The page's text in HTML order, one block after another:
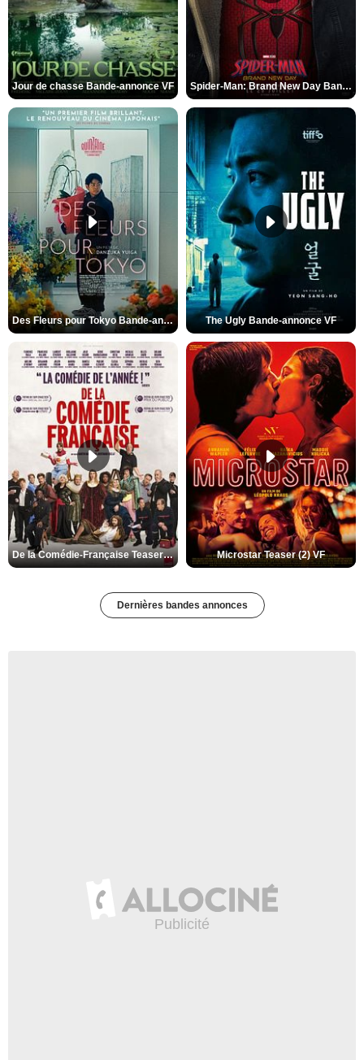
Jour de chasse Bande-annonce VF Spider-Man: Brand New Day Bande-annonce (3) VO STFR
Des Fleurs pour Tokyo Bande-annonce VO STFR The Ugly Bande-annonce VF
De la Comédie-Française Teaser (3) VF Microstar Teaser (2) VF
Dernières bandes annonces